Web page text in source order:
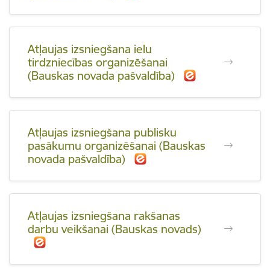
Atļaujas izsniegšana ielu
tirdzniecības organizēšanai
(Bauskas novada pašvaldība)
Atļaujas izsniegšana publisku
pasākumu organizēšanai (Bauskas
novada pašvaldība)
Atļaujas izsniegšana rakšanas
darbu veikšanai (Bauskas novads)